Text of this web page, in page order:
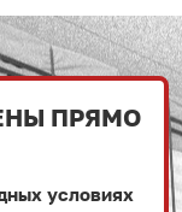
ПРЯМО
условиях